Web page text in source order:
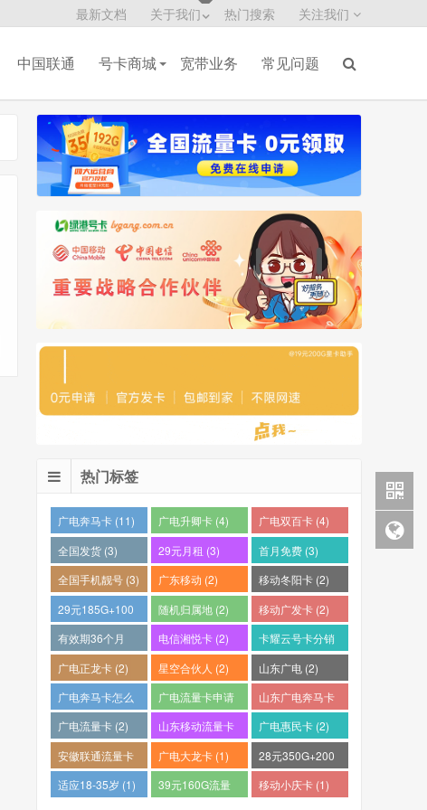
最新文档 关于我们 热门搜索 关注我们
中国联通 号卡商城 宽带业务 常见问题
热门标签
广电奔马卡 (11) 广电升卿卡 (4)
广电双百卡 (4)
全国发货 (3)
29元月租 (3)
首月免费 (3)
全国手机靓号 (3)
广东移动 (2)
移动冬阳卡 (2)
29元185G+100
分钟 (2)
随机归属地 (2)
移动广发卡 (2)
有效期36个月
(2)
电信湘悦卡 (2)
卡耀云号卡分销
平台 (2)
广电正龙卡 (2) 星空合伙人 (2)
山东广电 (2)
广电奔马卡怎么
样？ (2)
广电流量卡申请
(2)
山东广电奔马卡
(2)
广电流量卡 (2)
山东移动流量卡
(2)
广电惠民卡 (2)
安徽联通流量卡
(2)
广电大龙卡 (1)
28元350G+200
分钟 (1)
适应18-35岁 (1)
39元160G流量
移动小庆卡 (1)